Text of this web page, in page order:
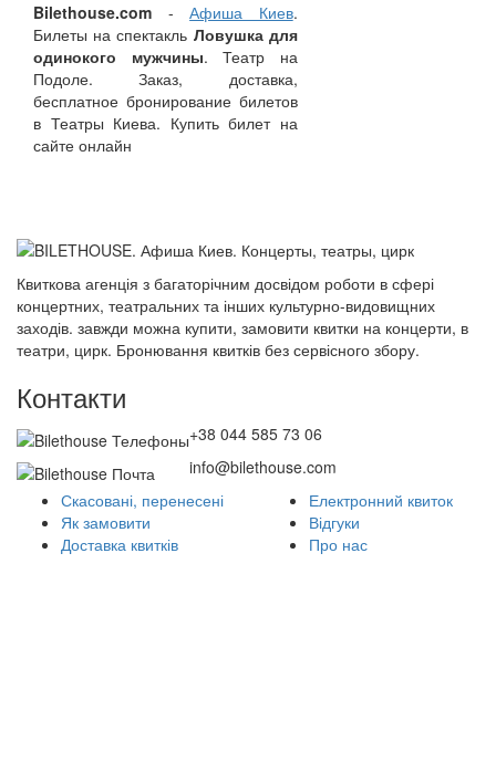
Bilethouse.com -Афиша Киев.
Билеты на спектакль Ловушка для
одинокого мужчины. Театр на
Подоле. Заказ, доставка,
бесплатное бронирование билетов
в Театры Киева. Купить билет на
сайте онлайн
Квиткова агенція з багаторічним досвідом роботи в сфері
концертних, театральних та інших культурно-видовищних
заходів. завжди можна купити, замовити квитки на концерти, в
театри, цирк. Бронювання квитків без сервісного збору.
Контакти
+38 044 585 73 06
info@bilethouse.com
Скасовані, перенесені
Як замовити
Доставка квитків
Електронний квиток
Відгуки
Про нас